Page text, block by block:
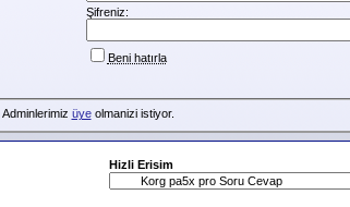
Şifreniz:
Beni hatırla
üyeolmanizi istiyor.
Hizli Erisim